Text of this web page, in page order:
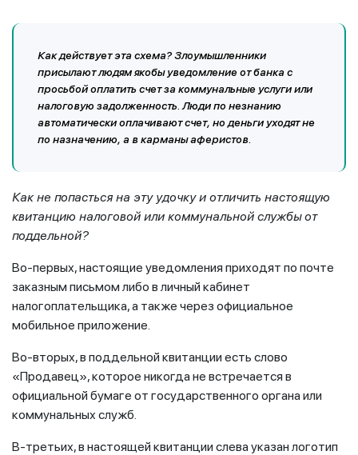
Как действует эта схема? Злоумышленники
присылают людям якобы уведомление от банка с
просьбой оплатить счет за коммунальные услуги или
налоговую задолженность. Люди по незнанию
автоматически оплачивают счет, но деньги уходят не
по назначению, а в карманы аферистов.
Как не попасться на эту удочку и отличить настоящую
квитанцию налоговой или коммунальной службы от
поддельной?
Во-первых, настоящие уведомления приходят по почте
заказным письмом либо в личный кабинет
налогоплательщика, а также через официальное
мобильное приложение.
Во-вторых, в поддельной квитанции есть слово
«Продавец», которое никогда не встречается в
официальной бумаге от государственного органа или
коммунальных служб.
В-третьих, в настоящей квитанции слева указан логотип